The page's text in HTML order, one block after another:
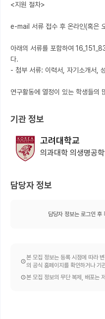
<지원 절차>
e-mail 서류 접수 후 온라인(혹은
아래의 서류를 포함하여
다.
- 첨부 서류: 이력서, 자기소개서,
연구활동에 열정이 있는 학생들의
기관 정보
고려대학교
의과대학 의생명공
담당자 정보
담당자 정보는 로그인 후
본 모집 정보는 등록 시점에 따라
의 공식 홈페이지를 확인하거나 기
본 모집 정보의 무단 복제, 배포는